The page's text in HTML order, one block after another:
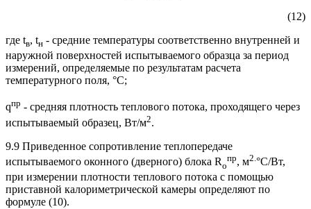
(12)
где tв, tн - средние температуры соответственно внутренней и
наружной поверхностей испытываемого образца за период
измерений, определяемые по результатам расчета
температурного поля, °С;
qпр - средняя плотность теплового потока, проходящего через
испытываемый образец, Вт/м2.
9.9 Приведенное сопротивление теплопередаче
испытываемого оконного (дверного) блока Rо
пр, м2 °С/Вт,
при измерении плотности теплового потока с помощью
приставной калориметрической камеры определяют по
формуле (10).